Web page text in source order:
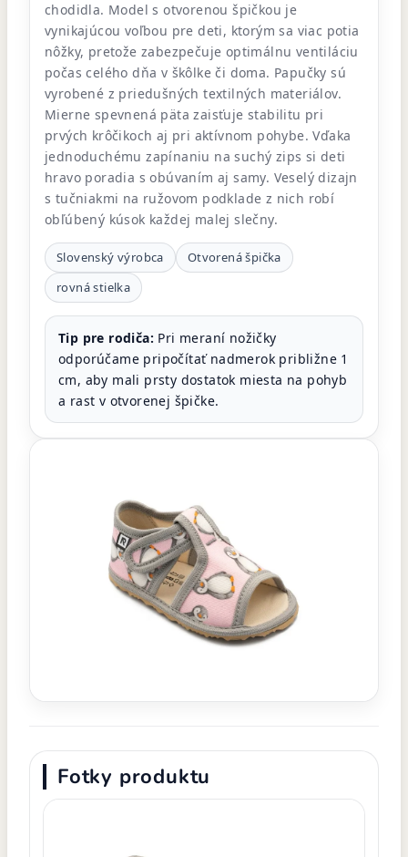
chodidla. Model s otvorenou špičkou je
vynikajúcou voľbou pre deti, ktorým sa viac potia
nôžky, pretože zabezpečuje optimálnu ventiláciu
počas celého dňa v škôlke či doma. Papučky sú
vyrobené z priedušných textilných materiálov.
Mierne spevnená päta zaisťuje stabilitu pri
prvých krôčikoch aj pri aktívnom pohybe. Vďaka
jednoduchému zapínaniu na suchý zips si deti
hravo poradia s obúvaním aj samy. Veselý dizajn
s tučniakmi na ružovom podklade z nich robí
obľúbený kúsok každej malej slečny.
Slovenský výrobca
Otvorená špička
rovná stielka
Tip pre rodiča: Pri meraní nožičky
odporúčame pripočítať nadmerok približne 1
cm, aby mali prsty dostatok miesta na pohyb
a rast v otvorenej špičke.
Fotky produktu